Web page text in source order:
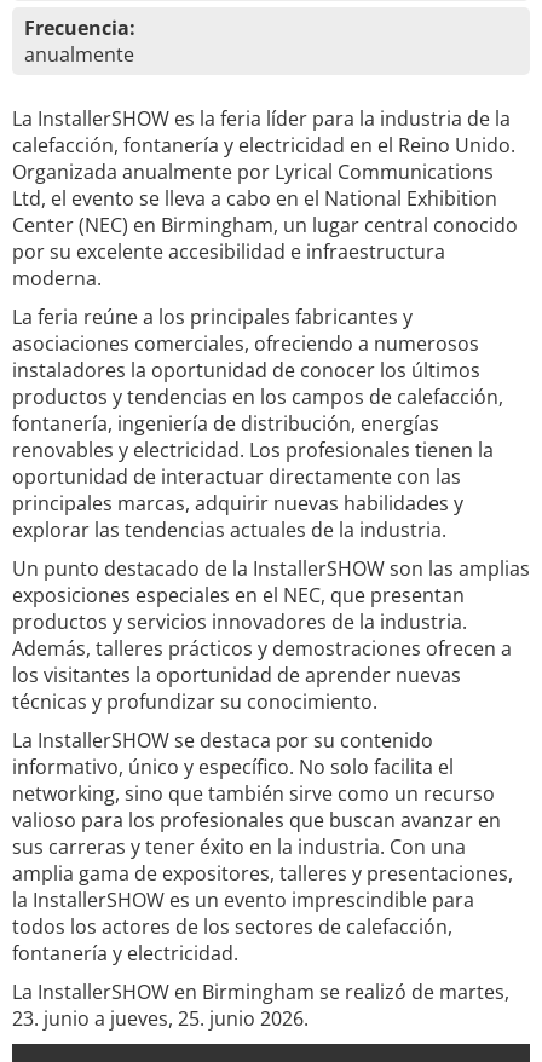
Frecuencia:
anualmente
La InstallerSHOW es la feria líder para la industria de la
calefacción, fontanería y electricidad en el Reino Unido.
Organizada anualmente por Lyrical Communications
Ltd, el evento se lleva a cabo en el National Exhibition
Center (NEC) en Birmingham, un lugar central conocido
por su excelente accesibilidad e infraestructura
moderna.
La feria reúne a los principales fabricantes y
asociaciones comerciales, ofreciendo a numerosos
instaladores la oportunidad de conocer los últimos
productos y tendencias en los campos de calefacción,
fontanería, ingeniería de distribución, energías
renovables y electricidad. Los profesionales tienen la
oportunidad de interactuar directamente con las
principales marcas, adquirir nuevas habilidades y
explorar las tendencias actuales de la industria.
Un punto destacado de la InstallerSHOW son las amplias
exposiciones especiales en el NEC, que presentan
productos y servicios innovadores de la industria.
Además, talleres prácticos y demostraciones ofrecen a
los visitantes la oportunidad de aprender nuevas
técnicas y profundizar su conocimiento.
La InstallerSHOW se destaca por su contenido
informativo, único y específico. No solo facilita el
networking, sino que también sirve como un recurso
valioso para los profesionales que buscan avanzar en
sus carreras y tener éxito en la industria. Con una
amplia gama de expositores, talleres y presentaciones,
la InstallerSHOW es un evento imprescindible para
todos los actores de los sectores de calefacción,
fontanería y electricidad.
La InstallerSHOW en Birmingham se realizó de martes,
23. junio a jueves, 25. junio 2026.